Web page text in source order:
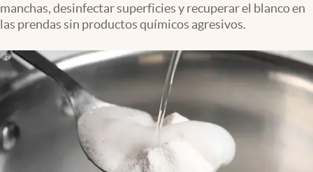
Infotechnology
Clima
Mundial 2026
Eventos Corporativos
El Cronista Studio
manchas, desinfectar superficies y recuperar el blanco en
las prendas sin productos químicos agresivos.